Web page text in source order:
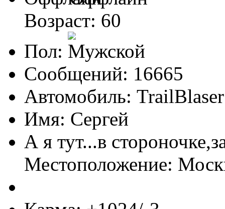
Возраст: 60
Пол:
Сообщений: 16665
Автомобиль:
Имя: Сергей
А я тут...в
Местоположение: